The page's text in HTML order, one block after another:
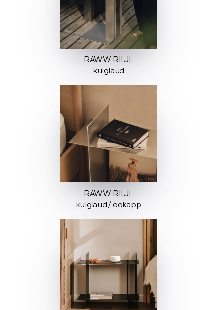
RAWW RIIUL
külglaud
RAWW RIIUL
külglaud / öökapp